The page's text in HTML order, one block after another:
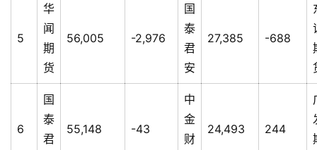
5
华
闻
期
货
56,005 -2,976
国
泰
君
安
27,385 -688
6
国
泰
君
55,148 -43
中
金
财
24,493 244